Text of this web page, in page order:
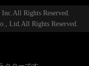
Rights Reserved.
Ltd.All Rights Reserved.